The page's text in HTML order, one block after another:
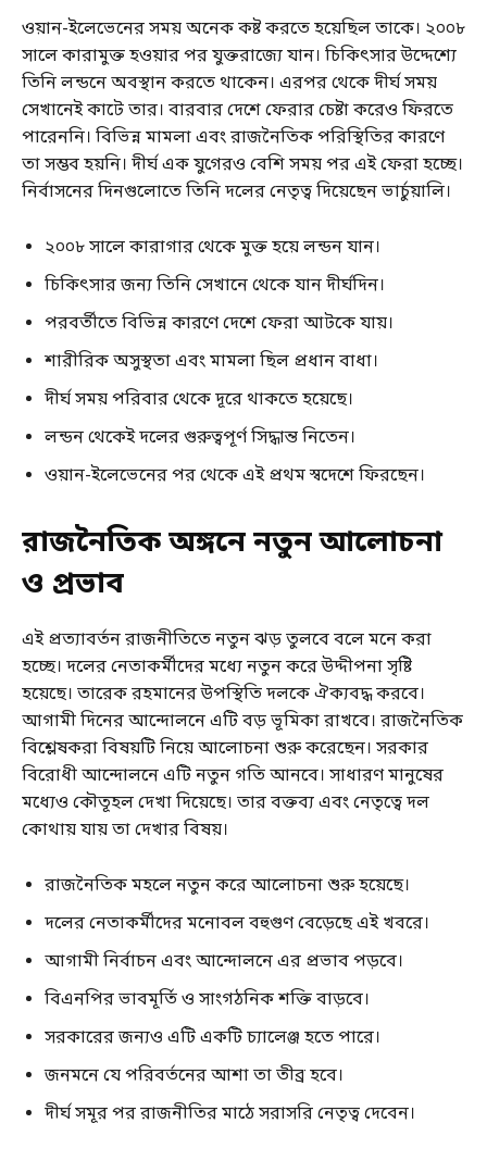
ওয়ান-ইলেভেনের সময় অনেক কষ্ট করতে হয়েছিল তাকে। ২০০৮
সালে কারামুক্ত হওয়ার পর যুক্তরাজ্যে যান। চিকিৎসার উদ্দেশ্যে
তিনি লন্ডনে অবস্থান করতে থাকেন। এরপর থেকে দীর্ঘ সময়
সেখানেই কাটে তার। বারবার দেশে ফেরার চেষ্টা করেও ফিরতে
পারেননি। বিভিন্ন মামলা এবং রাজনৈতিক পরিস্থিতির কারণে
তা সম্ভব হয়নি। দীর্ঘ এক যুগেরও বেশি সময় পর এই ফেরা হচ্ছে।
নির্বাসনের দিনগুলোতে তিনি দলের নেতৃত্ব দিয়েছেন ভার্চুয়ালি।
২০০৮ সালে কারাগার থেকে মুক্ত হয়ে লন্ডন যান।
চিকিৎসার জন্য তিনি সেখানে থেকে যান দীর্ঘদিন।
পরবর্তীতে বিভিন্ন কারণে দেশে ফেরা আটকে যায়।
শারীরিক অসুস্থতা এবং মামলা ছিল প্রধান বাধা।
দীর্ঘ সময় পরিবার থেকে দূরে থাকতে হয়েছে।
লন্ডন থেকেই দলের গুরুত্বপূর্ণ সিদ্ধান্ত নিতেন।
ওয়ান-ইলেভেনের পর থেকে এই প্রথম স্বদেশে ফিরছেন।
রাজনৈতিক অঙ্গনে নতুন আলোচনা
ও প্রভাব
এই প্রত্যাবর্তন রাজনীতিতে নতুন ঝড় তুলবে বলে মনে করা
হচ্ছে। দলের নেতাকর্মীদের মধ্যে নতুন করে উদ্দীপনা সৃষ্টি
হয়েছে। তারেক রহমানের উপস্থিতি দলকে ঐক্যবদ্ধ করবে।
আগামী দিনের আন্দোলনে এটি বড় ভূমিকা রাখবে। রাজনৈতিক
বিশ্লেষকরা বিষয়টি নিয়ে আলোচনা শুরু করেছেন। সরকার
বিরোধী আন্দোলনে এটি নতুন গতি আনবে। সাধারণ মানুষের
মধ্যেও কৌতূহল দেখা দিয়েছে। তার বক্তব্য এবং নেতৃত্বে দল
কোথায় যায় তা দেখার বিষয়।
রাজনৈতিক মহলে নতুন করে আলোচনা শুরু হয়েছে।
দলের নেতাকর্মীদের মনোবল বহুগুণ বেড়েছে এই খবরে।
আগামী নির্বাচন এবং আন্দোলনে এর প্রভাব পড়বে।
বিএনপির ভাবমূর্তি ও সাংগঠনিক শক্তি বাড়বে।
সরকারের জন্যও এটি একটি চ্যালেঞ্জ হতে পারে।
জনমনে যে পরিবর্তনের আশা তা তীব্র হবে।
দীর্ঘ সমূর পর রাজনীতির মাঠে সরাসরি নেতৃত্ব দেবেন।